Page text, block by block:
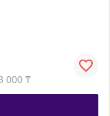
000 ₸